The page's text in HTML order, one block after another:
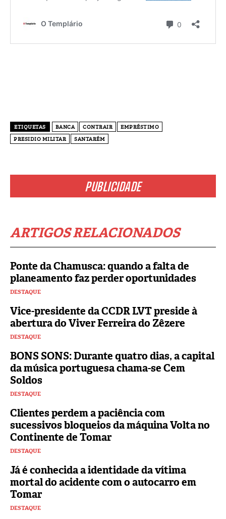
PUBLICIDADE
ARTIGOS RELACIONADOS
Ponte da Chamusca: quando a falta de
planeamento faz perder oportunidades
DESTAQUE
Vice-presidente da CCDR LVT preside à
abertura do Viver Ferreira do Zêzere
DESTAQUE
BONS SONS: Durante quatro dias, a capital
da música portuguesa chama-se Cem
Soldos
DESTAQUE
Clientes perdem a paciência com
sucessivos bloqueios da máquina Volta no
Continente de Tomar
DESTAQUE
Já é conhecida a identidade da vítima
mortal do acidente com o autocarro em
Tomar
DESTAQUE
ETIQUETAS BANCA CONTRAIR
EMPRÉSTIMO
PRESIDIO MILITAR
SANTARÉM